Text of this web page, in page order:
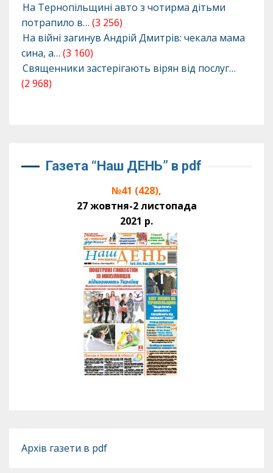
На Тернопільщині авто з чотирма дітьми
потрапило в… (3 256)
На війні загинув Андрій Дмитрів: чекала мама
сина, а… (3 160)
Священники застерігають вірян від послуг…
(2 968)
Газета “Наш ДЕНЬ” в pdf
№41 (428),
27 жовтня-2 листопада
2021 р.
Архів газети в pdf